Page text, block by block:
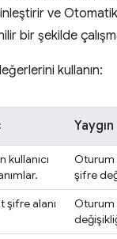
ve
bir şekilde
kullanın:
kullanıcı
Oturum
şifre
şifre alanı
Oturum